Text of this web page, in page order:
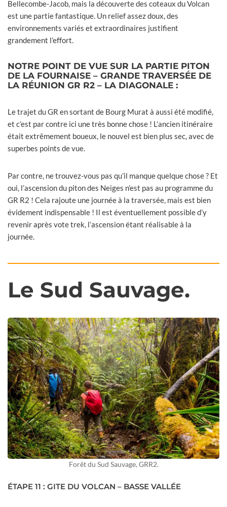
Bellecombe-Jacob, mais la découverte des coteaux du Volcan
est une partie fantastique. Un relief assez doux, des
environnements variés et extraordinaires justifient
grandement l’effort.
NOTRE POINT DE VUE SUR LA PARTIE PITON
DE LA FOURNAISE – GRANDE TRAVERSÉE DE
LA RÉUNION GR R2 – LA DIAGONALE :
Le trajet du GR en sortant de Bourg Murat à aussi été modifié,
et c’est par contre ici une très bonne chose ! L’ancien itinéraire
était extrêmement boueux, le nouvel est bien plus sec, avec de
superbes points de vue.
Par contre, ne trouvez-vous pas qu’il manque quelque chose ? Et
oui, l’ascension du piton des Neiges n’est pas au programme du
GR R2 ! Cela rajoute une journée à la traversée, mais est bien
évidement indispensable ! Il est éventuellement possible d’y
revenir après vote trek, l’ascension étant réalisable à la
journée.
Le Sud Sauvage.
Forêt du Sud Sauvage, GRR2.
ÉTAPE 11 : GITE DU VOLCAN – BASSE VALLÉE